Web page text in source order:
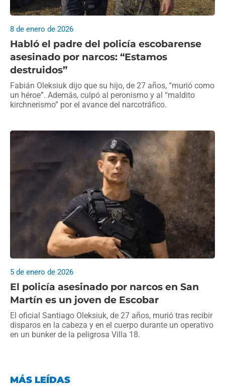
Habló el padre del policía escobarense
asesinado por narcos: “Estamos
destruidos”
8 de enero de 2026
Fabián Oleksiuk dijo que su hijo, de 27 años, “murió como
un héroe”. Además, culpó al peronismo y al “maldito
kirchnerismo” por el avance del narcotráfico.
El policía asesinado por narcos en San
Martín es un joven de Escobar
5 de enero de 2026
El oficial Santiago Oleksiuk, de 27 años, murió tras recibir
disparos en la cabeza y en el cuerpo durante un operativo
en un bunker de la peligrosa Villa 18.
MÁS LEÍDAS